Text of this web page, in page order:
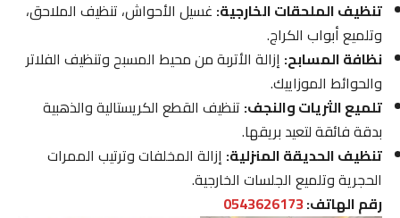
تنظيف الملحقات الخارجية:غسيل الأحواش، تنظيف الملاحق،
وتلميع أبواب الكراج.
نظافة المسابح:إزالة الأتربة من محيط المسبح وتنظيف الفلاتر
والحوائط الموزاييك.
تلميع الثريات والنجف:تنظيف القطع الكريستالية والذهبية
بدقة فائقة لتعيد بريقها.
تنظيف الحديقة المنزلية:إزالة المخلفات وترتيب الممرات
الحجرية وتلميع الجلسات الخارجية.
رقم الهاتف:0543626173